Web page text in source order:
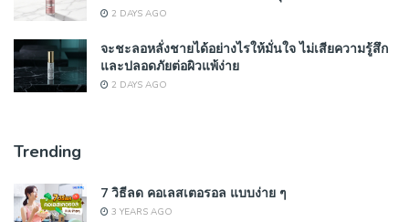
2 DAYS AGO
จะชะลอหลั่งชายได้อย่างไรให้มั่นใจ ไม่เสียความรู้สึก
และปลอดภัยต่อผิวแพ้ง่าย
2 DAYS AGO
Trending
7 วิธีลด คอเลสเตอรอล แบบง่าย ๆ
3 YEARS AGO